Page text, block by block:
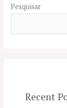
Pesquisar
Recent